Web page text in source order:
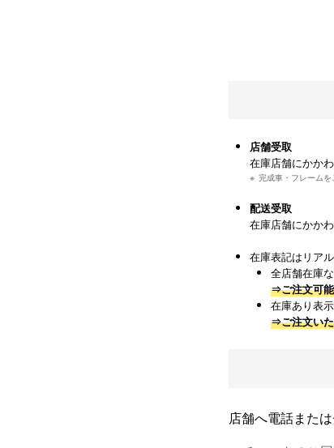
店舗受取
在庫店舗にかか
完成車・フレーム
配送受取
在庫店舗にかか
在庫表記はリア
全店舗在庫
⇒ご注文可
在庫あり表
⇒ご注文い
店舗へ電話また